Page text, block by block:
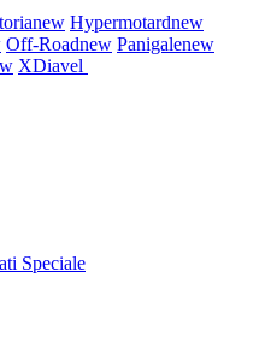
new Hypermotardnew
Off-Roadnew Panigalenew
XDiavel
Speciale